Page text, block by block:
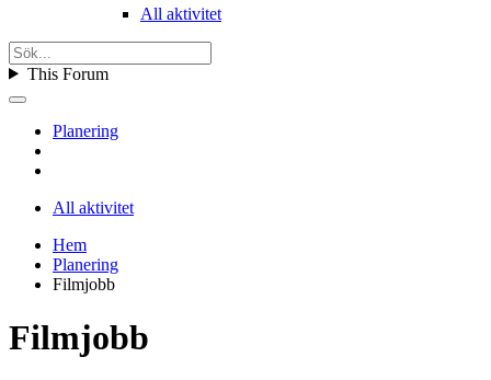
All aktivitet
This Forum
Planering
All aktivitet
Hem
Planering
Filmjobb
Filmjobb